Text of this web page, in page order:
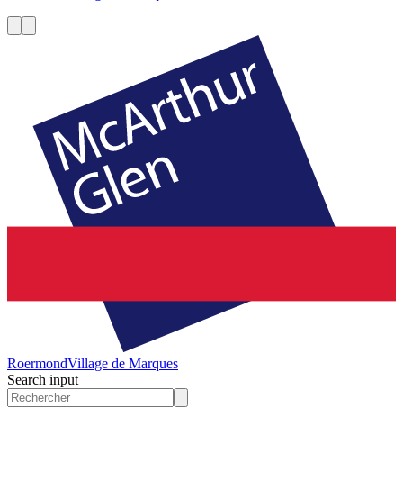
RoermondVillage de Marques
Search input